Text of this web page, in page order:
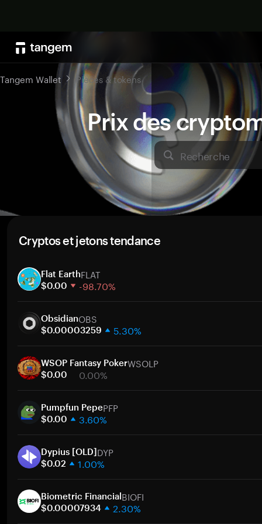
Prix des
Recherche
Tangem Wallet Pièces & tokens
Cryptos et jetons tendance
Flat EarthFLAT
$0.00 -98.70%
30 jours
Capitalisation boursière
ObsidianOBS
$0.00003259 5.30%
30 jours
Capitalisation boursière
WSOP Fantasy PokerWSOLP
$0.00 0.00%
30 jours
Capitalisation boursière
Pumpfun PepePFP
$0.00 3.60%
30 jours
Capitalisation boursière
Dypius [OLD]DYP
$0.02 1.00%
30 jours
Capitalisation boursière
Biometric FinancialBIOFI
$0.00007934 2.30%